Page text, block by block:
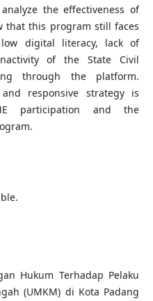
the effectiveness of
that this program still faces
digital literacy, lack of
of the State Civil
through the platform.
responsive strategy is
participation and the
Hukum Terhadap Pelaku
(UMKM) di Kota Padang